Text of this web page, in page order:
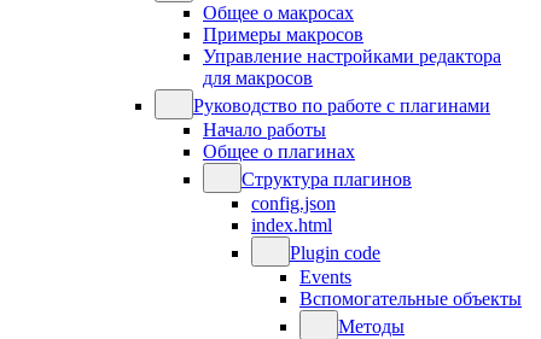
Общее о макросах
Примеры макросов
Управление настройками редактора
для макросов
Руководство по работе с плагинами
Начало работы
Общее о плагинах
Структура плагинов
config.json
index.html
Plugin code
Events
Вспомогательные объекты
Методы